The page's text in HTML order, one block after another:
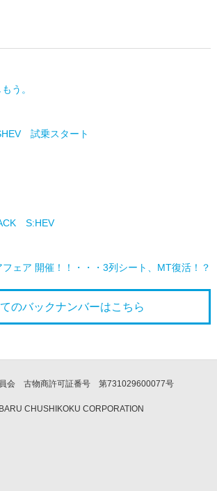
う。
試乗スタート
S:HEV
ェア 開催！！・・・3列シート、MT復活！？
のバックナンバーはこちら
員会 古物商許可証番号 第731029600077号
CHUSHIKOKU CORPORATION